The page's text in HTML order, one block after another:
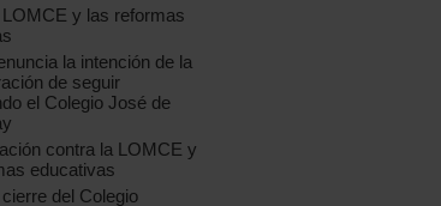
y las reformas
la intención de la
de seguir
el Colegio José de
contra la LOMCE y
educativas
del Colegio